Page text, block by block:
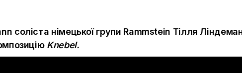
соліста німецької групи Rammstein Тілля
Knebel.